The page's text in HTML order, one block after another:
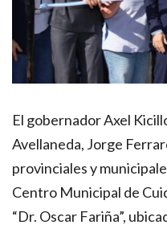
El gobernador Axel
Avellaneda, Jorge
provinciales y
Centro Municipal de
“Dr. Oscar Fariña”,